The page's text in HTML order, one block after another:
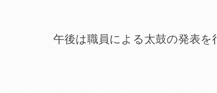
午後は職員による太鼓の発表を